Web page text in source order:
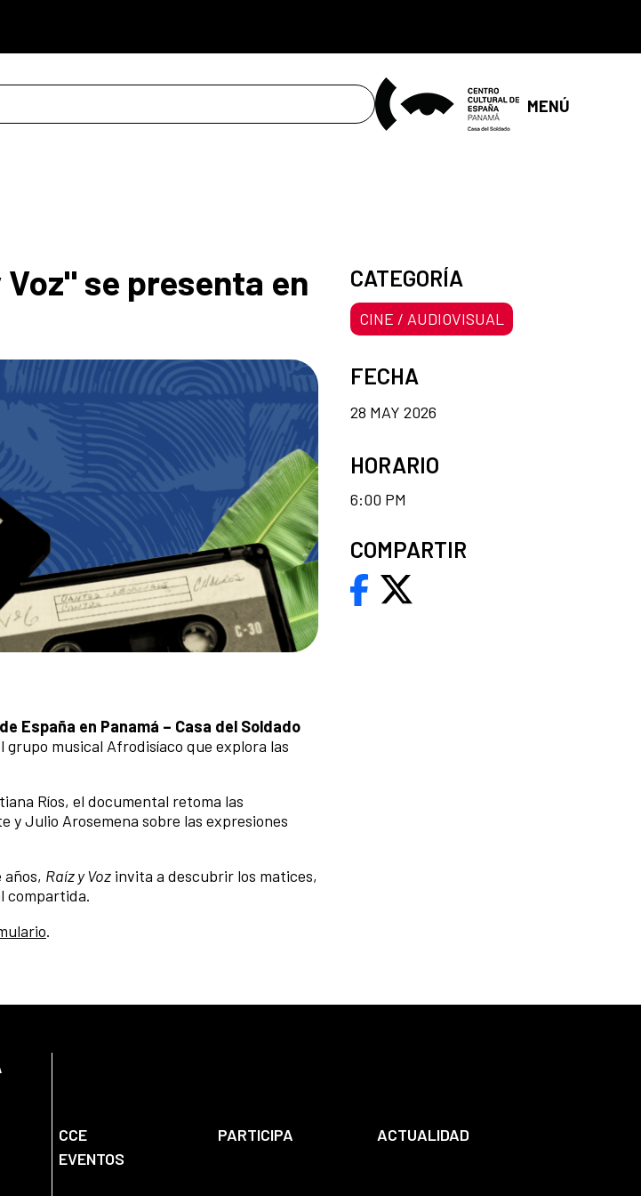
MENÚ
se presenta en
España en Panamá – Casa del Soldado
musical Afrodisíaco que explora las
Ríos, el documental retoma las
y Julio Arosemena sobre las expresiones
Raíz y Voz invita a descubrir los matices,
compartida.
.
CATEGORÍA
CINE / AUDIOVISUAL
FECHA
28 MAY 2026
HORARIO
6:00 PM
COMPARTIR
CCE PARTICIPA
ACTUALIDAD
EVENTOS